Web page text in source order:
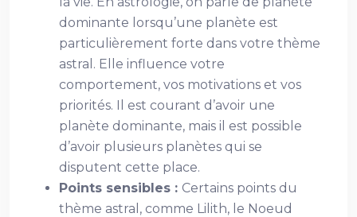
dominante lorsqu’une planète est
particulièrement forte dans votre thème
astral. Elle influence votre
comportement, vos motivations et vos
priorités. Il est courant d’avoir une
planète dominante, mais il est possible
d’avoir plusieurs planètes qui se
disputent cette place.
Points sensibles : Certains points du
thème astral, comme Lilith, le Noeud